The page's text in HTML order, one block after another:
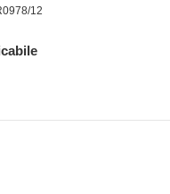
12